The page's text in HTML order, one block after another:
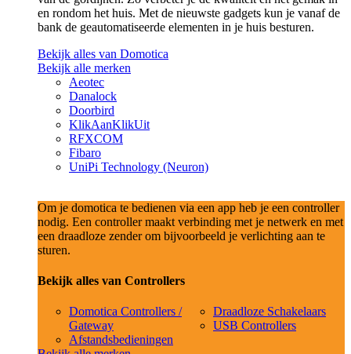
en rondom het huis. Met de nieuwste gadgets kun je vanaf de
bank de geautomatiseerde elementen in je huis besturen.
Bekijk alles van Domotica
Bekijk alle merken
Aeotec
Danalock
Doorbird
KlikAanKlikUit
RFXCOM
Fibaro
UniPi Technology (Neuron)
Om je domotica te bedienen via een app heb je een controller
nodig. Een controller maakt verbinding met je netwerk en met
een draadloze zender om bijvoorbeeld je verlichting aan te
sturen.
Bekijk alles van Controllers
Domotica Controllers /
Gateway
Afstandsbedieningen
Draadloze Schakelaars
USB Controllers